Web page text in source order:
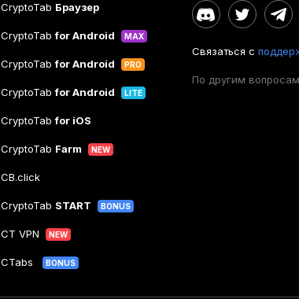
CryptoTab Браузер
CryptoTabfor Android MAX
CryptoTabfor Android PRO
CryptoTabfor Android LITE
CryptoTabfor iOS
CryptoTab Farm NEW
CB.click
CryptoTab START BONUS
CT VPN NEW
CTabs BONUS
Связаться с
По другим